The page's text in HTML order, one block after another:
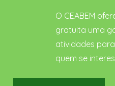
O CEABEM
gratuita uma
atividades
quem se